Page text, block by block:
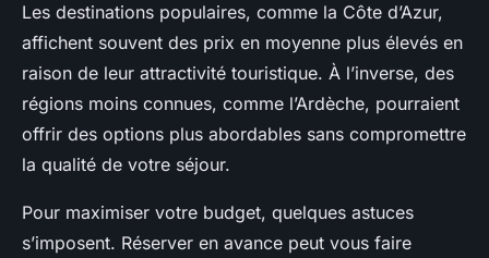
Les destinations populaires, comme la Côte d’Azur,
affichent souvent des prix en moyenne plus élevés en
raison de leur attractivité touristique. À l’inverse, des
régions moins connues, comme l’Ardèche, pourraient
offrir des options plus abordables sans compromettre
la qualité de votre séjour.
Pour maximiser votre budget, quelques astuces
s’imposent. Réserver en avance peut vous faire